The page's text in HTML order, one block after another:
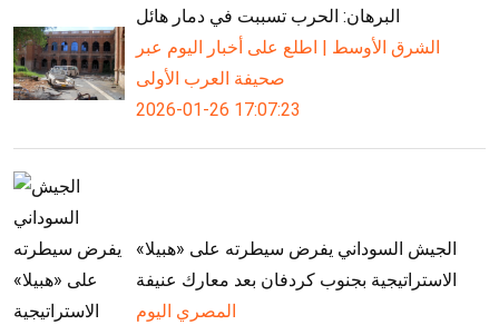
البرهان: الحرب تسببت في دمار هائل
الشرق الأوسط | اطلع على أخبار اليوم عبر
صحيفة العرب الأولى
2026-01-26 17:07:23
الجيش السوداني يفرض سيطرته على «هبيلا»
الاستراتيجية بجنوب كردفان بعد معارك عنيفة
المصري اليوم